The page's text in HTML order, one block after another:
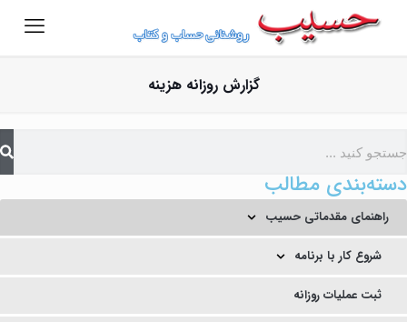
گزارش روزانه هزینه
دسته‌بندی مطالب
راهنمای مقدماتی حسیب
شروع کار با برنامه
ثبت عملیات روزانه